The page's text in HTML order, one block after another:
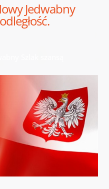
Jedwabny